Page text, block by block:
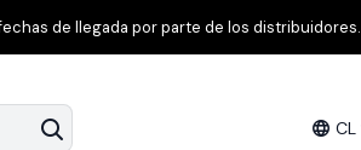
CL
de llegada por parte de los distribuidores.